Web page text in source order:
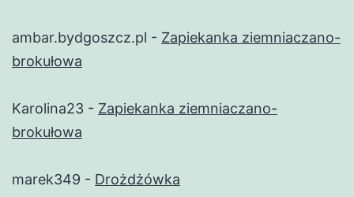
ambar.bydgoszcz.pl - Zapiekanka ziemniaczano-
brokułowa
Karolina23 - Zapiekanka ziemniaczano-
brokułowa
marek349 - Drożdżówka